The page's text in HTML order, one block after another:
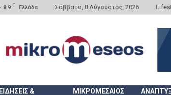
8.9 C Ελλάδα Σάββατο, 8 Αύγουστος, 2026
ΕΙΔΗΣΕΙΣ &
ΜΙΚΡΟΜΕΣΑΙΟΣ